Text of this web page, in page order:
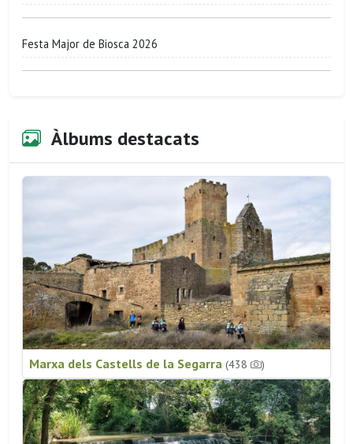
Festa Major de Biosca 2026
Àlbums destacats
Marxa dels Castells de la Segarra (438 )